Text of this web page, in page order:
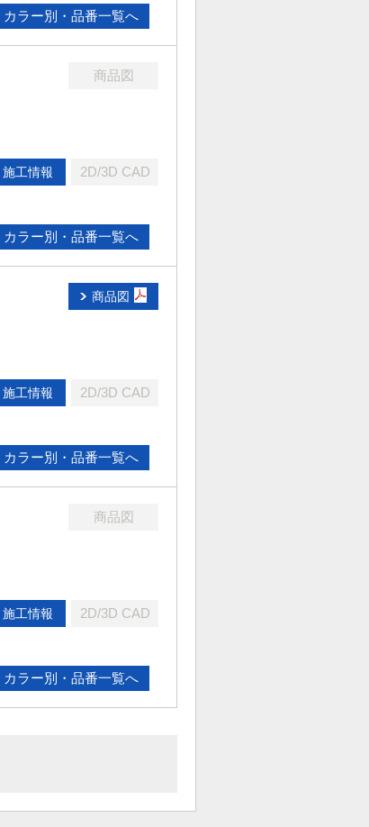
カラー別・品番一覧へ
商品図
施工情報 2D/3D CAD
カラー別・品番一覧へ
商品図
施工情報 2D/3D CAD
カラー別・品番一覧へ
商品図
施工情報 2D/3D CAD
カラー別・品番一覧へ